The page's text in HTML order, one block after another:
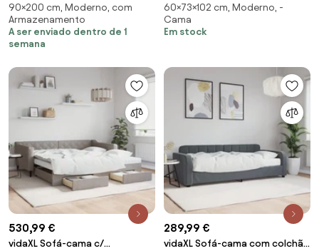
gavetão 90x200 cm tecido
cinzento-acastanhado
90×200 cm, Moderno, com
Armazenamento
A ser enviado dentro de 1
semana
transformável em cama,
poltrona dobrável, encosto
ajustável, inclui 2 almofadas em
camurça, para sala d
60×73×102 cm, Moderno, -
Cama
Em stock
530,99 €
vidaXL Sofá-cama c/
289,99 €
vidaXL Sofá-cama com colchão